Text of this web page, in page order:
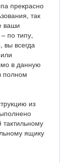
прекрасно
так
ваши
по типу,
вы всегда
в данную
полном
из
ящику